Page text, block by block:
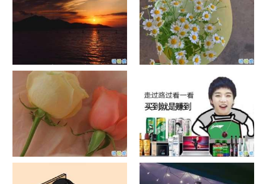
日出文案温柔句子 看日出的微
信说说配图
晒风景照的唯美说说配图 适合
发风景的朋友圈文案
官宣恋爱的说说配图 官宣句子
抖音摆地摊文案 摆地摊的搞笑
说说带图片